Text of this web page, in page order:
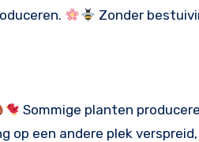
Zonder
Sommige planten
op een andere plek